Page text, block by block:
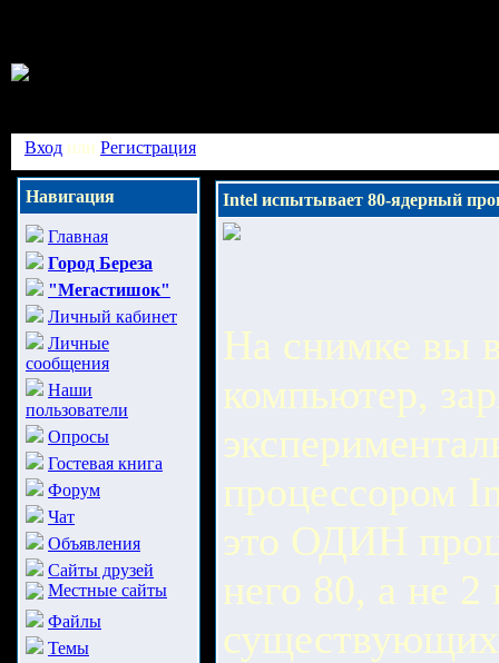
Вход или Регистрация
Навигация
Главная
Город Береза
"Мегастишок"
Личный кабинет
Личные
сообщения
Наши
пользователи
Опросы
Гостевая книга
Форум
Чат
Объявления
Сайты друзей
Местные сайты
Файлы
Темы
Intel испытывает 80-ядерный
На снимке вы
компьютер,
процессором
это ОДИН
него 80, а не 2